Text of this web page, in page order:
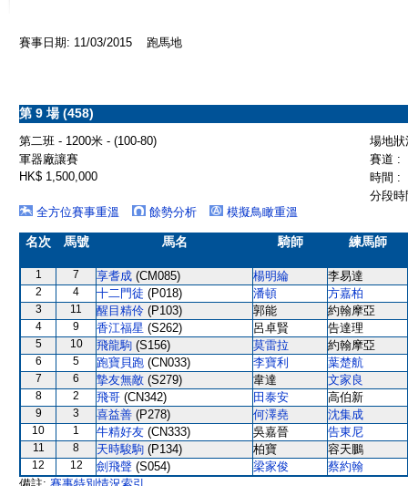
賽事日期: 11/03/2015 跑馬地
第 9 場 (458)
第二班 - 1200米 - (100-80)
場地
軍器廠讓賽
賽道 :
HK$ 1,500,000
時間 :
分段
全方位賽事重溫
餘勢分析 模擬鳥瞰重溫
名次 馬號 馬名 騎師 練馬師
1 7 享耆成 (CM085) 楊明綸 李易達
2 4 十二門徒 (P018) 潘頓 方嘉柏
3 11 醒目精伶 (P103) 郭能 約翰摩亞
4 9 香江福星 (S262) 呂卓賢 告達理
5 10 飛龍駒 (S156) 莫雷拉 約翰摩亞
6 5 跑寶貝跑 (CN033) 李寶利 葉楚航
7 6 摯友無敵 (S279) 韋達 文家良
8 2 飛哥 (CN342) 田泰安 高伯新
9 3 喜益善 (P278) 何澤堯 沈集成
10 1 牛精好友 (CN333) 吳嘉晉 告東尼
11 8 天時駿駒 (P134) 柏寶 容天鵬
12 12 劍飛聲 (S054) 梁家俊
蔡約翰